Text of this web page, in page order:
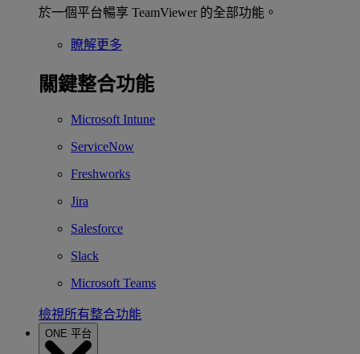
於一個平台暢享 TeamViewer 的全部功能。
瞭解更多
關鍵整合功能
Microsoft Intune
ServiceNow
Freshworks
Jira
Salesforce
Slack
Microsoft Teams
檢視所有整合功能
ONE 平台